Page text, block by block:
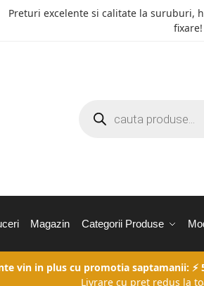
Preturi excelente si calitate la suruburi,
fixare!
Magazin Categorii Produse
vin in plus cu promotia saptamanii: ⚡
Livrare cu pret redus la